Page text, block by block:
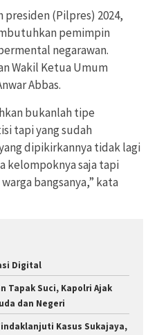
presiden (Pilpres) 2024,
pemimpin
negarawan.
Wakil Ketua Umum
Abbas.
bukanlah tipe
tapi yang sudah
dipikirkannya tidak lagi
kelompoknya saja tapi
bangsanya,” kata
Digital
Tapak Suci, Kapolri Ajak
dan Negeri
Kasus Sukajaya,